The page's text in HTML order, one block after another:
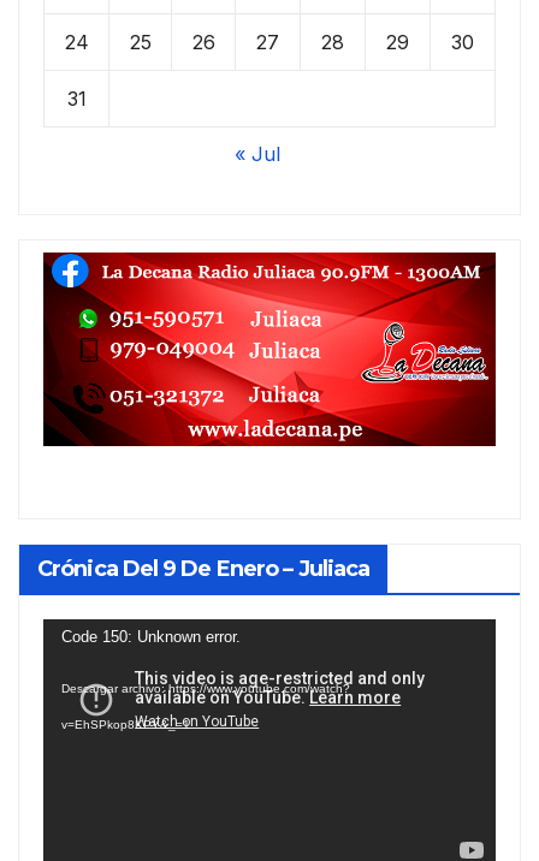
24 25 26 27 28 29 30
31
« Jul
Crónica Del 9 De Enero – Juliaca
Reproductor
vídeo
Code 150: Unknown error.
Descargar archivo: https://www.youtube.com/watch?
v=EhSPkop8KPY&_=1